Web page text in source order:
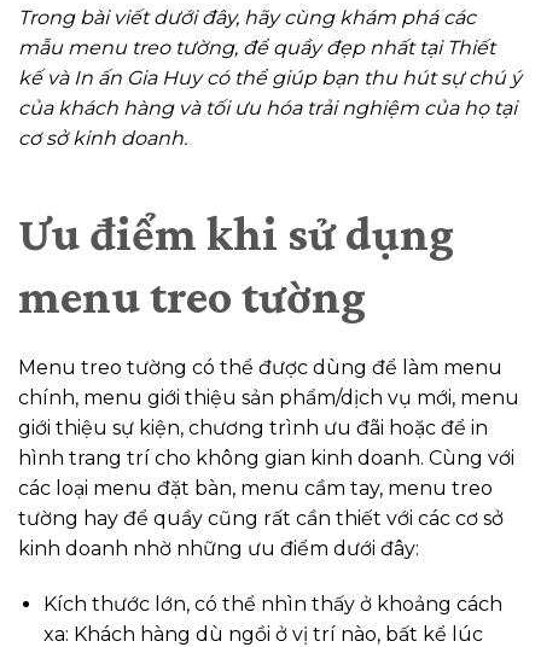
Trong bài viết dưới đây, hãy cùng khám phá các
mẫu menu treo tường, để quầy đẹp nhất tại Thiết
kế và In ấn Gia Huy có thể giúp bạn thu hút sự chú ý
của khách hàng và tối ưu hóa trải nghiệm của họ tại
cơ sở kinh doanh.
Ưu điểm khi sử dụng
menu treo tường
Menu treo tường có thể được dùng để làm menu
chính, menu giới thiệu sản phẩm/dịch vụ mới, menu
giới thiệu sự kiện, chương trình ưu đãi hoặc để in
hình trang trí cho không gian kinh doanh. Cùng với
các loại menu đặt bàn, menu cầm tay, menu treo
tường hay để quầy cũng rất cần thiết với các cơ sở
kinh doanh nhờ những ưu điểm dưới đây:
Kích thước lớn, có thể nhìn thấy ở khoảng cách
xa: Khách hàng dù ngồi ở vị trí nào, bất kể lúc